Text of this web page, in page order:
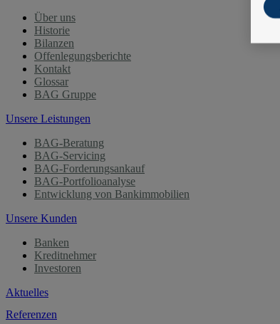
Über uns
Historie
Bilanzen
Offenlegungsberichte
Kontakt
Glossar
BAG Gruppe
Unsere Leistungen
BAG-Beratung
BAG-Servicing
BAG-Forderungsankauf
BAG-Portfolioanalyse
Entwicklung von Bankimmobilien
Unsere Kunden
Banken
Kreditnehmer
Investoren
Aktuelles
Referenzen